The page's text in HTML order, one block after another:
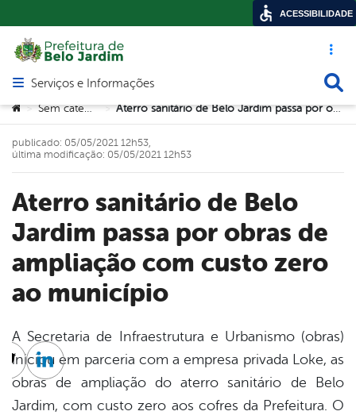
Acesso
Abrir menu principal de navegação
Serviços e Informações
Você está aqui:
> Sem categoria > Aterro sanitário de Belo Jardim passa por obras de ampliação com custo zero ao município
Aterro sanitário de Belo
Jardim passa por obras de
ampliação com custo zero
ao município
publicado: 05/05/2021 12h53,
última modificação: 05/05/2021 12h53
A Secretaria de Infraestrutura e Urbanismo (obras)
iniciou em parceria com a empresa privada Loke, as
obras de ampliação do aterro sanitário de Belo
Jardim, com custo zero aos cofres da Prefeitura. O
TwitterLinkedin
ACESSIBILIDADE